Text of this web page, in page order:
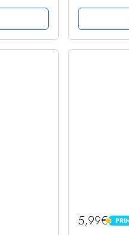
de
papá - 30 40
con
5,99€PRIME